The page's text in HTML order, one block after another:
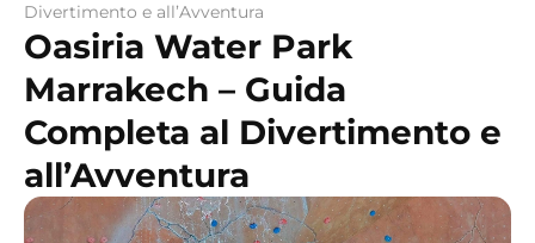
Divertimento e all’Avventura
Oasiria Water Park
Marrakech – Guida
Completa al Divertimento e
all’Avventura